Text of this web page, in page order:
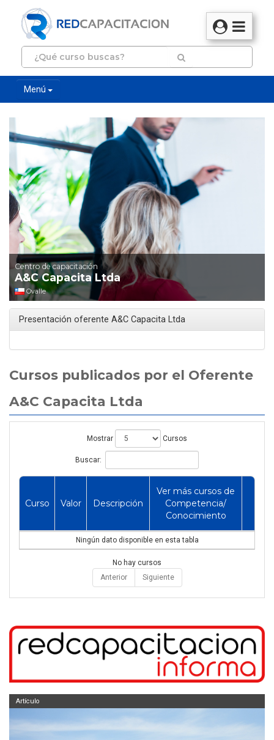
Menú
Centro de capacitación
A&C Capacita Ltda
Ovalle
Presentación oferente A&C Capacita Ltda
Cursos publicados por el Oferente
A&C Capacita Ltda
Mostrar Cursos
Buscar:
Curso Valor Descripción
Ver más cursos de
Competencia/
Conocimiento
Ningún dato disponible en esta tabla
No hay cursos
Anterior
Siguiente
Artículo